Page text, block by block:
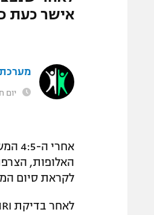
אישר כעת
מערכת
יום
האלופות,
לקראת סיום